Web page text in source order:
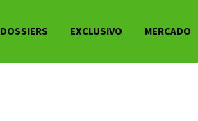
DOSSIERS EXCLUSIVO MERCADO